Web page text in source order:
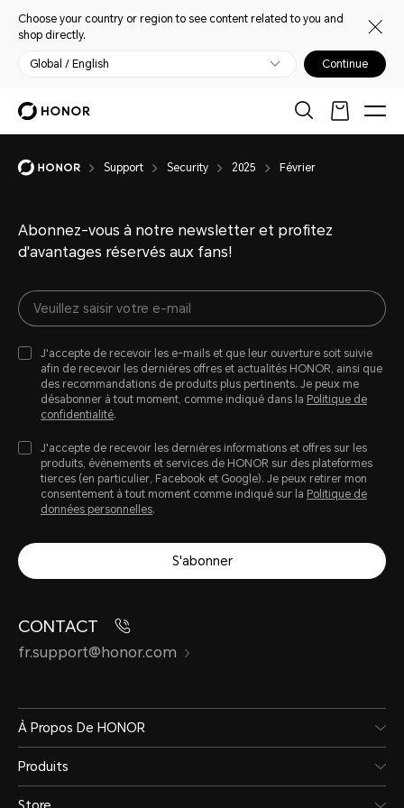
Choose your country or region to see content related to you and
shop directly.
Global / English Continue
Support Security 2025 Février
Abonnez-vous à notre newsletter et profitez
d'avantages réservés aux fans!
J'accepte de recevoir les e-mails et que leur ouverture soit suivie
afin de recevoir les dernières offres et actualités HONOR, ainsi que
des recommandations de produits plus pertinents. Je peux me
désabonner à tout moment, comme indiqué dans la Politique de
confidentialité.
J'accepte de recevoir les dernières informations et offres sur les
produits, évènements et services de HONOR sur des plateformes
tierces (en particulier, Facebook et Google). Je peux retirer mon
consentement à tout moment comme indiqué sur la Politique de
données personnelles.
S'abonner
CONTACT
fr.support@honor.com
À Propos De HONOR
Produits